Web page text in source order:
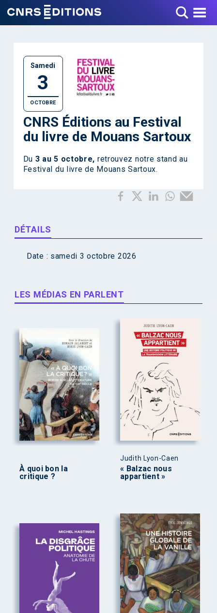
Toggle Menu
Samedi
3
OCTOBRE
CNRS Éditions au Festival
du livre de Mouans Sartoux
Du 3 au 5 octobre, retrouvez notre stand au
Festival du livre de Mouans Sartoux.
DÉTAILS
Date : samedi 3 octobre 2026
LES MÉDIAS EN PARLENT
À quoi bon la
critique ?
Judith Lyon-Caen
« Balzac nous
appartient »